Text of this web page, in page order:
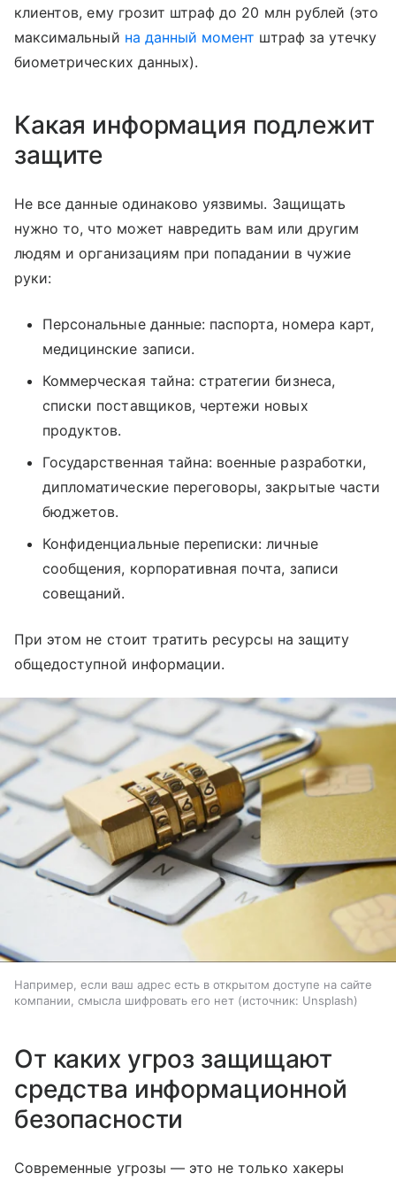
клиентов, ему грозит штраф до 20 млн рублей (это
максимальный на данный момент штраф за утечку
биометрических данных).
Какая информация подлежит
защите
Не все данные одинаково уязвимы. Защищать
нужно то, что может навредить вам или другим
людям и организациям при попадании в чужие
руки:
Персональные данные: паспорта, номера карт,
медицинские записи.
Коммерческая тайна: стратегии бизнеса,
списки поставщиков, чертежи новых
продуктов.
Государственная тайна: военные разработки,
дипломатические переговоры, закрытые части
бюджетов.
Конфиденциальные переписки: личные
сообщения, корпоративная почта, записи
совещаний.
При этом не стоит тратить ресурсы на защиту
общедоступной информации.
Например, если ваш адрес есть в открытом доступе на сайте
компании, смысла шифровать его нет
источник: Unsplash
От каких угроз защищают
средства информационной
безопасности
Современные угрозы — это не только хакеры